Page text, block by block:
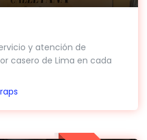
y atención de
casero de Lima en cada